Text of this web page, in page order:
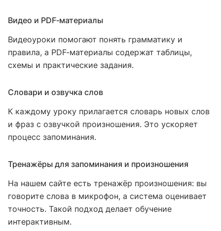
Видео и PDF‑материалы
Видеоуроки помогают понять грамматику и
правила, а PDF‑материалы содержат таблицы,
схемы и практические задания.
Словари и озвучка слов
К каждому уроку прилагается словарь новых слов
и фраз с озвучкой произношения. Это ускоряет
процесс запоминания.
Тренажёры для запоминания и произношения
На нашем сайте есть тренажёр произношения: вы
говорите слова в микрофон, а система оценивает
точность. Такой подход делает обучение
интерактивным.